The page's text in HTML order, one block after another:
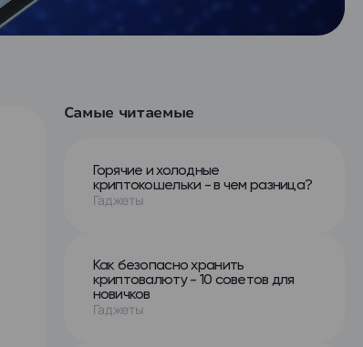
Самые читаемые
Горячие и холодные
криптокошельки - в чем разница?
Гаджеты
Как безопасно хранить
криптовалюту - 10 советов для
новичков
Гаджеты